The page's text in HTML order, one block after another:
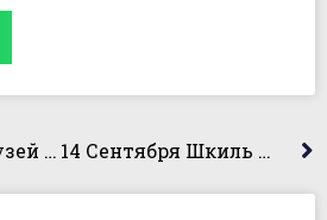
Экскурсия В Музей Шоколада «Шоколадушка» 14 Сентября Шкиль Ю.В. Провела Интерактивное Занятие С Применением Видеоматериалов (просмотр Учебных Короткометражных Фильмов «Allegro», «Doty» На Английском Языке)